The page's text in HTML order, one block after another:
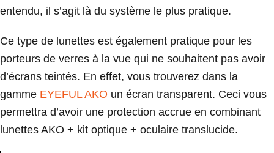
entendu, il s’agit là du système le plus pratique.
Ce type de lunettes est également pratique pour les
porteurs de verres à la vue qui ne souhaitent pas avoir
d’écrans teintés. En effet, vous trouverez dans la
gamme EYEFUL AKO un écran transparent. Ceci vous
permettra d’avoir une protection accrue en combinant
lunettes AKO + kit optique + oculaire translucide.